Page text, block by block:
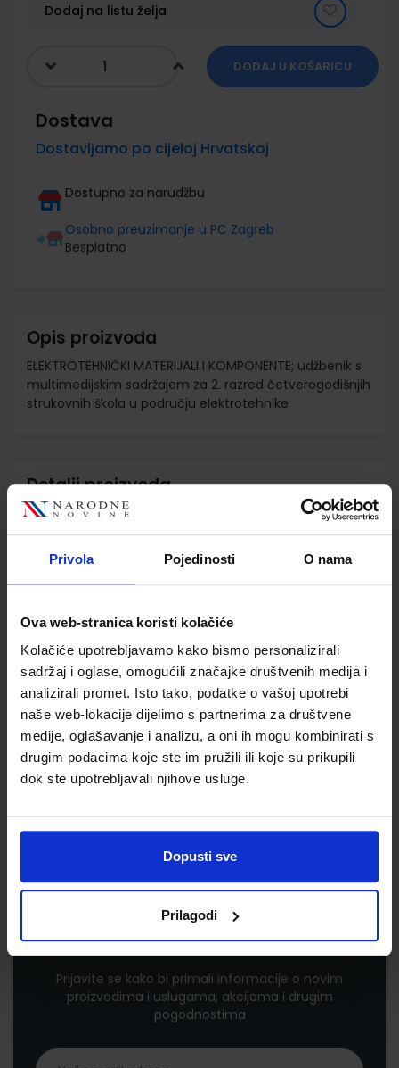
Privola Pojedinosti O nama
Ova web-stranica koristi kolačiće
Kolačiće upotrebljavamo kako bismo personalizirali
sadržaj i oglase, omogućili značajke društvenih medija i
analizirali promet. Isto tako, podatke o vašoj upotrebi
naše web-lokacije dijelimo s partnerima za društvene
medije, oglašavanje i analizu, a oni ih mogu kombinirati s
drugim podacima koje ste im pružili ili koje su prikupili
dok ste upotrebljavali njihove usluge.
Dopusti sve
Prilagodi
galleryDodaj na listu želja
DODAJ U KOŠARICU
Dostava
Dostavljamo po cijeloj Hrvatskoj
Dostupno za narudžbu
Osobno preuzimanje u PC Zagreb
Besplatno
Opis proizvoda
ELEKTROTEHNIČKI MATERIJALI I KOMPONENTE; udžbenik s
multimedijskim sadržajem za 2. razred četverogodišnjih
strukovnih škola u području elektrotehnike
Detalji proizvoda
Šifra proizvoda
Jedinična mjera
kom
Nakladnik
ELEMENT d.o.o.
Autor
Vrsta škole
3 STRUKOVNA
Nastavni predmet
TEHNIČKE Š.ELEKTROTE
Reg br min
4012
Newsletter prijava
Prijavite se kako bi primali informacije o novim
proizvodima i uslugama, akcijama i drugim
pogodnostima